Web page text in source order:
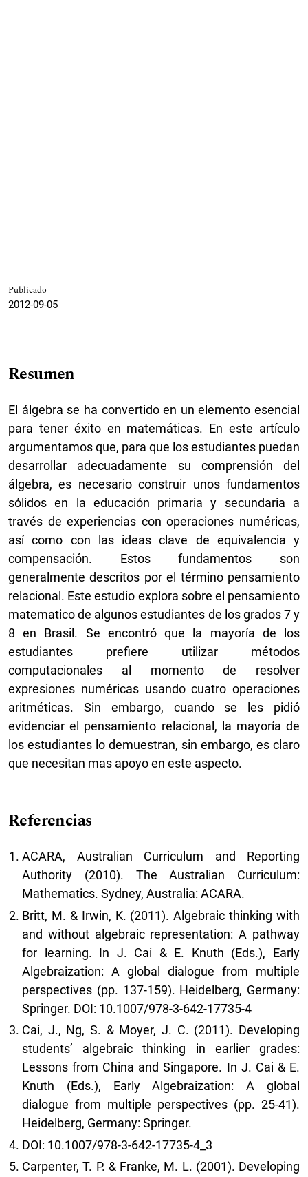
Publicado
2012-09-05
Resumen
El álgebra se ha convertido en un elemento esencial
para tener éxito en matemáticas. En este artículo
argumentamos que, para que los estudiantes puedan
desarrollar adecuadamente su comprensión del
álgebra, es necesario construir unos fundamentos
sólidos en la educación primaria y secundaria a
través de experiencias con operaciones numéricas,
así como con las ideas clave de equivalencia y
compensación. Estos fundamentos son
generalmente descritos por el término pensamiento
relacional. Este estudio explora sobre el pensamiento
matematico de algunos estudiantes de los grados 7 y
8 en Brasil. Se encontró que la mayoría de los
estudiantes prefiere utilizar métodos
computacionales al momento de resolver
expresiones numéricas usando cuatro operaciones
aritméticas. Sin embargo, cuando se les pidió
evidenciar el pensamiento relacional, la mayoría de
los estudiantes lo demuestran, sin embargo, es claro
que necesitan mas apoyo en este aspecto.
Referencias
ACARA, Australian Curriculum and Reporting
Authority (2010). The Australian Curriculum:
Mathematics. Sydney, Australia: ACARA.
Britt, M. & Irwin, K. (2011). Algebraic thinking with
and without algebraic representation: A pathway
for learning. In J. Cai & E. Knuth (Eds.), Early
Algebraization: A global dialogue from multiple
perspectives (pp. 137-159). Heidelberg, Germany:
Springer. DOI: 10.1007/978-3-642-17735-4
Cai, J., Ng, S. & Moyer, J. C. (2011). Developing
students’ algebraic thinking in earlier grades:
Lessons from China and Singapore. In J. Cai & E.
Knuth (Eds.), Early Algebraization: A global
dialogue from multiple perspectives (pp. 25-41).
Heidelberg, Germany: Springer.
DOI: 10.1007/978-3-642-17735-4_3
Carpenter, T. P. & Franke, M. L. (2001). Developing